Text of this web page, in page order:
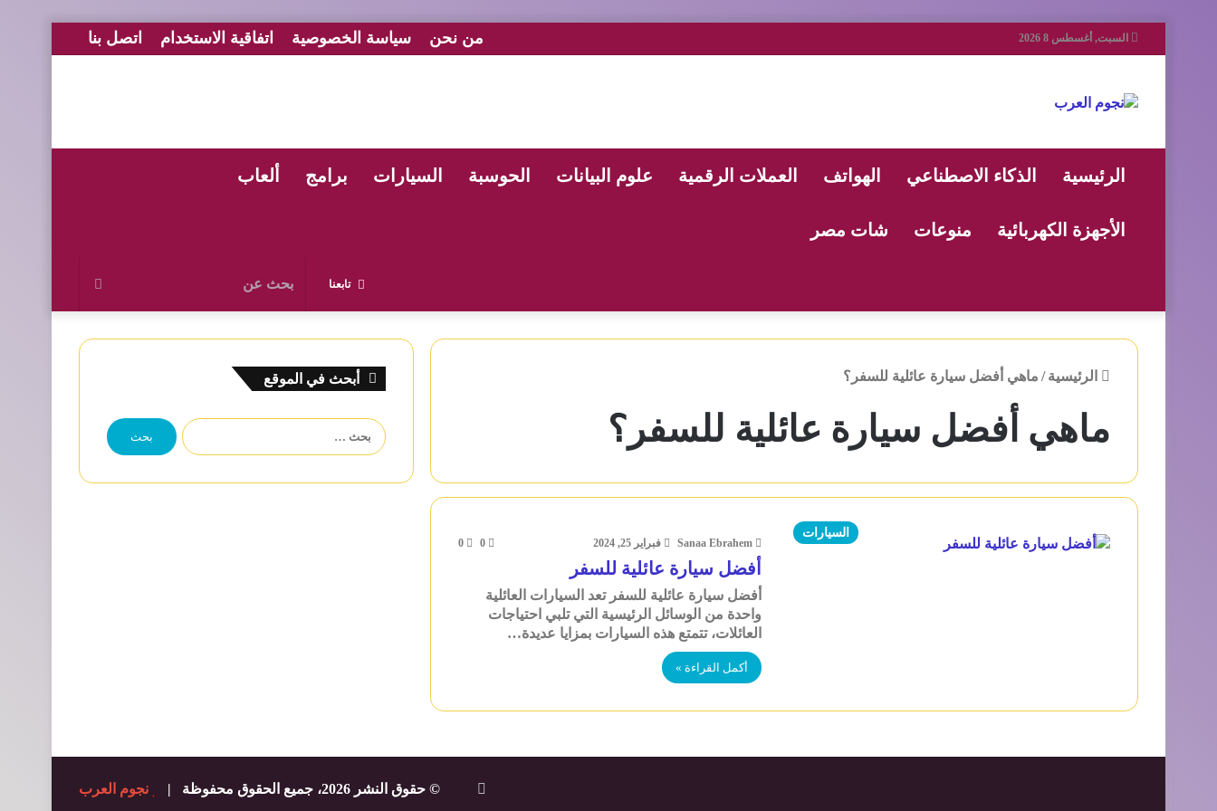
السبت, أغسطس 8 2026 من نحن سياسة الخصوصية اتفاقية الاستخدام اتصل بنا
الرئيسية الذكاء الاصطناعي الهواتف العملات الرقمية علوم البيانات الحوسبة السيارات برامج ألعاب
الأجهزة الكهربائية منوعات شات مصر
عن
تابعنا
الرئيسية / ماهي أفضل سيارة عائلية للسفر؟
ماهي أفضل سيارة عائلية للسفر؟
السيارات
Sanaa Ebrahem فبراير 25, 2024 0
0
أفضل سيارة عائلية للسفر
أفضل سيارة عائلية للسفر تعد السيارات العائلية
واحدة من الوسائل الرئيسية التي تلبي احتياجات
العائلات، تتمتع هذه السيارات بمزايا عديدة…
أكمل القراءة »
أبحث في الموقع
البحث
عن:
© حقوق النشر 2026، جميع الحقوق محفوظة | نجوم العرب فيسبوكشات